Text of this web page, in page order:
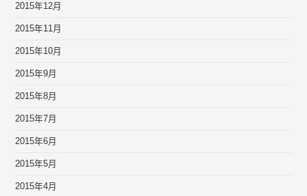
2015年12月
2015年11月
2015年10月
2015年9月
2015年8月
2015年7月
2015年6月
2015年5月
2015年4月